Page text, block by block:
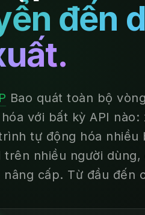
đến
Bao quát toàn bộ
với bất kỳ API
tự động hóa nhiều
nhiều người dùng,
cấp. Từ đầu đến